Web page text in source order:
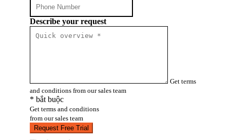
Describe your request
Get terms
and conditions from our sales team
* bắt buộc
Get terms and conditions
from our sales team
Request Free Trial